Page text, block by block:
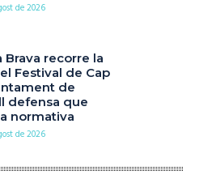
de 2026
Brava recorre la
Festival de Cap
de
defensa que
normativa
de 2026